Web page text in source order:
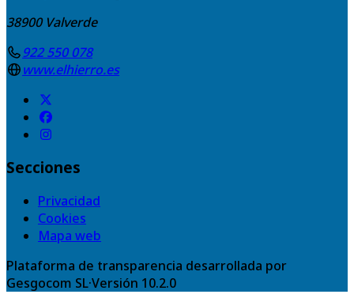
38900 Valverde
922 550 078
www.elhierro.es
Secciones
Privacidad
Cookies
Mapa web
Plataforma de transparencia desarrollada por
Gesgocom SL·Versión 10.2.0